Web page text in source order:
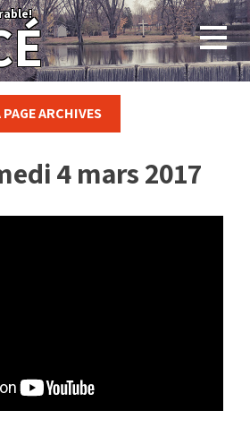
ARCHIVES
4 mars 2017